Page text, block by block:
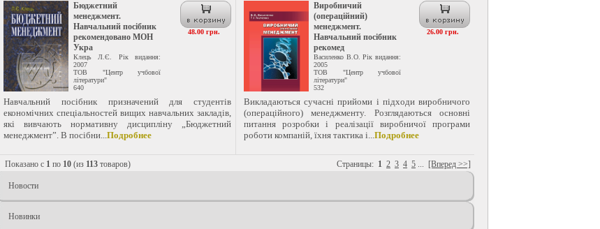
Бюджетний
менеджмент.
Навчальний посібник
рекомендовано МОН
Укра
Клець Л.Є. Рік видання:
2007
ТОВ "Центр учбової
літератури"
640
48.00 грн.
Навчальний посібник призначений для студентів
економічних спеціальностей вищих навчальних закладів,
які вивчають нормативну дисципліну „Бюджетний
менеджмент”. В посібни...Подробнее
Виробничий
(операційний)
менеджмент.
Навчальний посібник
рекомед
Василенко В.О. Рік видання:
2005
ТОВ "Центр учбової
літератури"
532
26.00 грн.
Викладаються сучасні прийоми і підходи виробничого
(операційного) менеджменту. Розглядаються основні
питання розробки і реалізації виробничої програми
роботи компаній, їхня тактика і...Подробнее
Показано с 1 по 10 (из 113 товаров) Страницы: 1 2 3 4 5 ... [Вперед >>]
Новости
Новинки